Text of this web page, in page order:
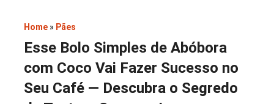
Home » Pães
Esse Bolo Simples de Abóbora
com Coco Vai Fazer Sucesso no
Seu Café — Descubra o Segredo